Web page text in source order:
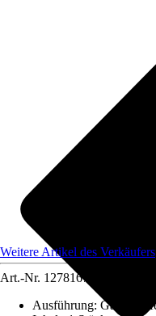
Weitere Artikel des Verkäufers
Art.-Nr. 12781674
Ausführung: